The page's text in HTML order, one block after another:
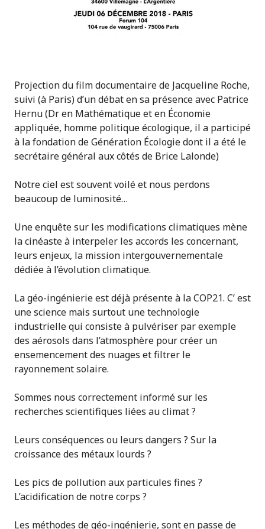
Projection du film documentaire de Jacqueline Roche,
suivi (à Paris) d’un débat en sa présence avec Patrice
Hernu (Dr en Mathématique et en Économie
appliquée, homme politique écologique, il a participé
à la fondation de Génération Écologie dont il a été le
secrétaire général aux côtés de Brice Lalonde)
Notre ciel est souvent voilé et nous perdons
beaucoup de luminosité…
Une enquête sur les modifications climatiques mène
la cinéaste à interpeler les accords les concernant,
leurs enjeux, la mission intergouvernementale
dédiée à l’évolution climatique.
La géo-ingénierie est déjà présente à la COP21. C’ est
une science mais surtout une technologie
industrielle qui consiste à pulvériser par exemple
des aérosols dans l’atmosphère pour créer un
ensemencement des nuages et filtrer le
rayonnement solaire.
Sommes nous correctement informé sur les
recherches scientifiques liées au climat ?
Leurs conséquences ou leurs dangers ? Sur la
croissance des métaux lourds ?
Les pics de pollution aux particules fines ?
L’acidification de notre corps ?
Les méthodes de géo-ingénierie, sont en passe de